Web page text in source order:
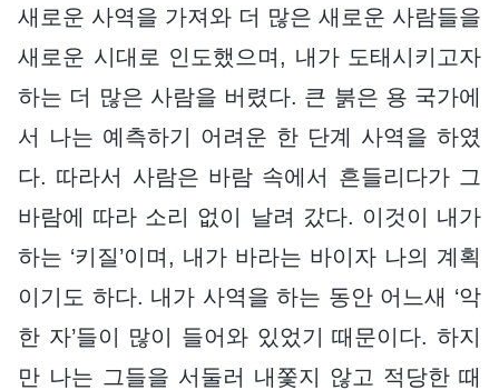
새로운 사역을 가져와 더 많은 새로운 사람들을
새로운 시대로 인도했으며, 내가 도태시키고자
하는 더 많은 사람을 버렸다. 큰 붉은 용 국가에
서 나는 예측하기 어려운 한 단계 사역을 하였
다. 따라서 사람은 바람 속에서 흔들리다가 그
바람에 따라 소리 없이 날려 갔다. 이것이 내가
하는 ‘키질’이며, 내가 바라는 바이자 나의 계획
이기도 하다. 내가 사역을 하는 동안 어느새 ‘악
한 자’들이 많이 들어와 있었기 때문이다. 하지
만 나는 그들을 서둘러 내쫓지 않고 적당한 때